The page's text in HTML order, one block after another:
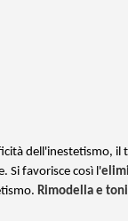
dell'inestetismo,
Si favorisce così l'
Rimodella e